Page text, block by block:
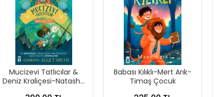
Mucizevi Tatlıcılar &
Deniz Kraliçesi-Natasha
Babası Kılıklı-Mert Arık-
Timaş Çocuk